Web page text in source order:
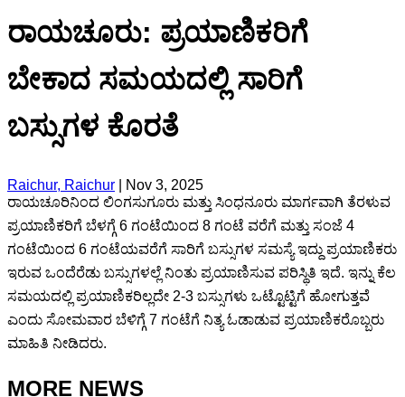
ರಾಯಚೂರು: ಪ್ರಯಾಣಿಕರಿಗೆ
ಬೇಕಾದ ಸಮಯದಲ್ಲಿ ಸಾರಿಗೆ
ಬಸ್ಸುಗಳ ಕೊರತೆ
Raichur, Raichur
Nov 3, 2025
ರಾಯಚೂರಿನಿಂದ ಲಿಂಗಸುಗೂರು ಮತ್ತು ಸಿಂಧನೂರು ಮಾರ್ಗವಾಗಿ ತೆರಳುವ
ಪ್ರಯಾಣಿಕರಿಗೆ ಬೆಳಗ್ಗೆ 6 ಗಂಟೆಯಿಂದ 8 ಗಂಟೆ ವರೆಗೆ ಮತ್ತು ಸಂಜೆ 4
ಗಂಟೆಯಿಂದ 6 ಗಂಟೆಯವರೆಗೆ ಸಾರಿಗೆ ಬಸ್ಸುಗಳ ಸಮಸ್ಯೆ ಇದ್ದು ಪ್ರಯಾಣಿಕರು
ಇರುವ ಒಂದೆರೆಡು ಬಸ್ಸುಗಳಲ್ಲೆ ನಿಂತು ಪ್ರಯಾಣಿಸುವ ಪರಿಸ್ಥಿತಿ ಇದೆ. ಇನ್ನು ಕೆಲ
ಸಮಯದಲ್ಲಿ ಪ್ರಯಾಣಿಕರಿಲ್ಲದೇ 2-3 ಬಸ್ಸುಗಳು ಒಟ್ಟೊಟ್ಟಿಗೆ ಹೋಗುತ್ತವೆ
ಎಂದು ಸೋಮವಾರ ಬೆಳಿಗ್ಗೆ 7 ಗಂಟೆಗೆ ನಿತ್ಯ ಓಡಾಡುವ ಪ್ರಯಾಣಿಕರೊಬ್ಬರು
ಮಾಹಿತಿ ನೀಡಿದರು.
MORE NEWS